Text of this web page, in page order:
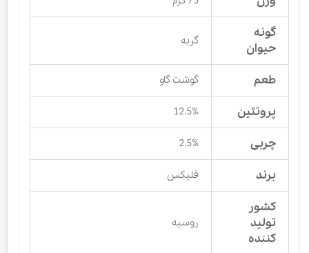
گونه
حیوان
گربه
طعم گوشت گاو
پروتئین 12.5%
چربی 2.5%
برند فلیکس
کشور
تولید
کننده
روسیه